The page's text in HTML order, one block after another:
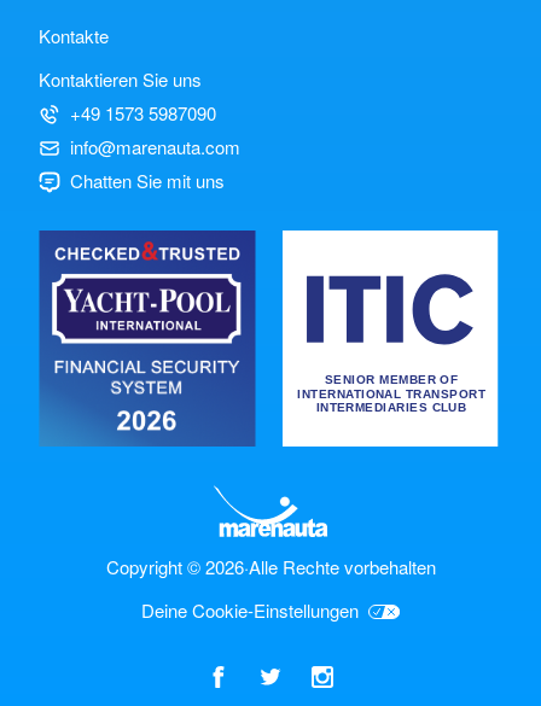
Kontakte
Kontaktieren Sie uns
+49 1573 5987090
info@marenauta.com
Chatten Sie mit uns
Copyright © 2026·Alle Rechte vorbehalten
Deine Cookie-Einstellungen